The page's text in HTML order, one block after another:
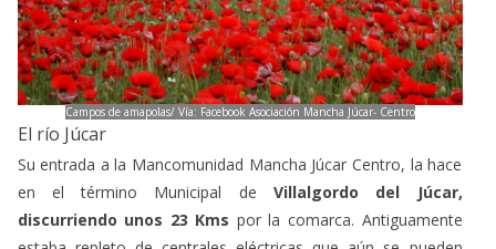
Campos de amapolas/ Vía: Facebook Asociación Mancha Júcar- Centro
El río Júcar
Su entrada a la Mancomunidad Mancha Júcar Centro, la hace
en el término Municipal de
por la comarca. Antiguamente
estaba repleto de centrales eléctricas que aún se pueden
observar, aunque actualmente la mayoría se encuentran en